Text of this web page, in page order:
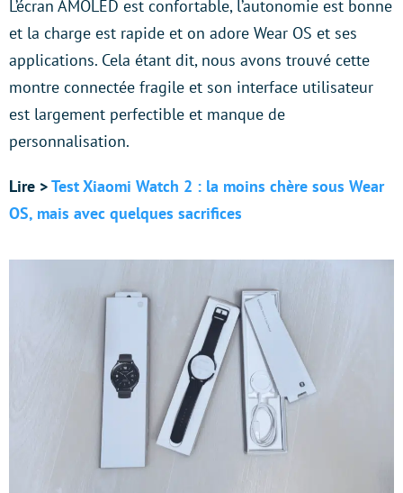
L’écran AMOLED est confortable, l’autonomie est bonne
et la charge est rapide et on adore Wear OS et ses
applications. Cela étant dit, nous avons trouvé cette
montre connectée fragile et son interface utilisateur
est largement perfectible et manque de
personnalisation.
Lire >Test Xiaomi Watch 2 : la moins chère sous Wear
OS, mais avec quelques sacrifices